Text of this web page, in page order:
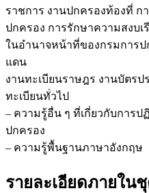
ราชการ งานปกครองท้องที่ ก
ปกครอง การรักษาความสงบ
ในอำนาจหน้าที่ของกรมการ
แดน
งานทะเบียนราษฎร งานบัตร
ทะเบียนทั่วไป
– ความรู้อื่น ๆ ที่เกี่ยวกับการ
ปกครอง
– ความรู้พื้นฐานภาษาอังกฤษ
รายละเอียดภายใน